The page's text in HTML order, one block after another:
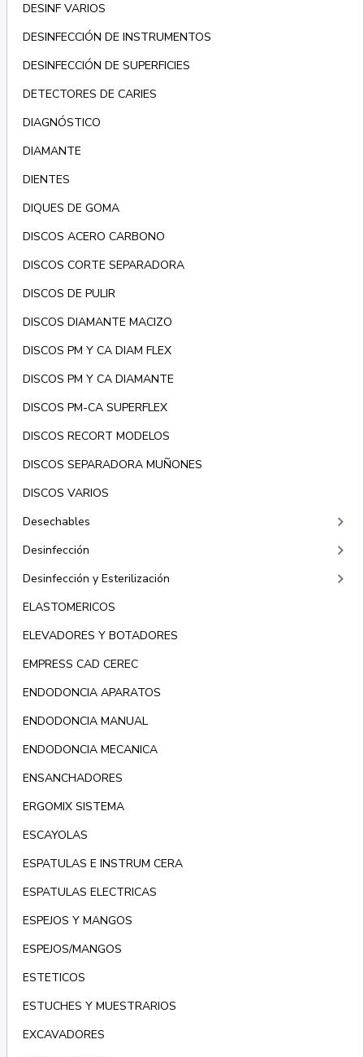
DESINF VARIOS
DESINFECCIÓN DE INSTRUMENTOS
DESINFECCIÓN DE SUPERFICIES
DETECTORES DE CARIES
DIAGNÓSTICO
DIAMANTE
DIENTES
DIQUES DE GOMA
DISCOS ACERO CARBONO
DISCOS CORTE SEPARADORA
DISCOS DE PULIR
DISCOS DIAMANTE MACIZO
DISCOS PM Y CA DIAM FLEX
DISCOS PM Y CA DIAMANTE
DISCOS PM-CA SUPERFLEX
DISCOS RECORT MODELOS
DISCOS SEPARADORA MUÑONES
DISCOS VARIOS
Desechables
keyboard_arrow_right
Desinfección keyboard_arrow_right
Desinfección y Esterilización keyboard_arrow_right
ELASTOMERICOS
ELEVADORES Y BOTADORES
EMPRESS CAD CEREC
ENDODONCIA APARATOS
ENDODONCIA MANUAL
ENDODONCIA MECANICA
ENSANCHADORES
ERGOMIX SISTEMA
ESCAYOLAS
ESPATULAS E INSTRUM CERA
ESPATULAS ELECTRICAS
ESPEJOS Y MANGOS
ESPEJOS/MANGOS
ESTETICOS
ESTUCHES Y MUESTRARIOS
EXCAVADORES